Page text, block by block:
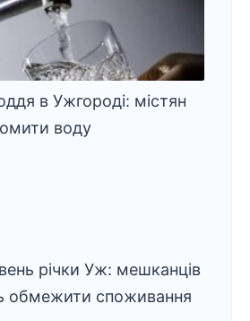
в Ужгороді: містян
воду
річки Уж: мешканців
обмежити споживання